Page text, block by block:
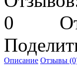
Описание Отзывы